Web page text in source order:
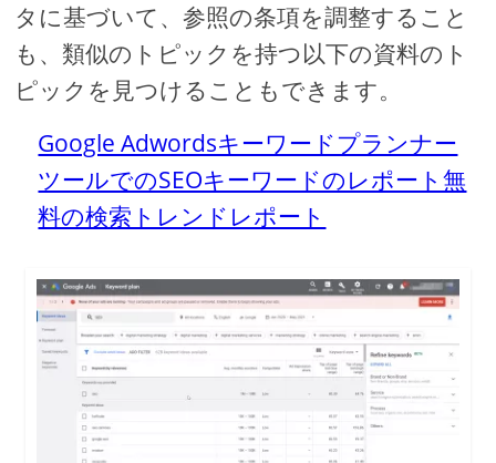
タに基づいて、参照の条項を調整すること
も、類似のトピックを持つ以下の資料のト
ピックを見つけることもできます。
Google Adwordsキーワードプランナー
ツールでのSEOキーワードのレポート無
料の検索トレンドレポート